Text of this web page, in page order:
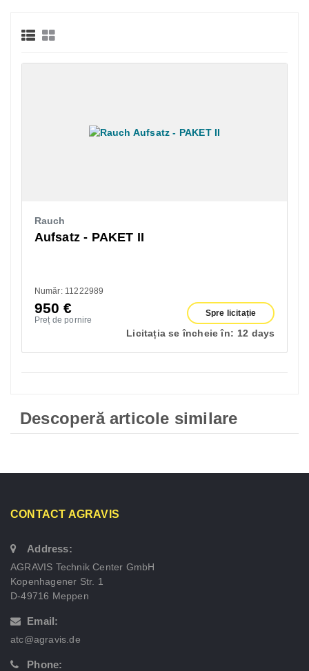
Rauch
Aufsatz - PAKET II
Număr: 11222989
950€
Preț de pornire
Spre licitație
Licitația se încheie în: 12 days
Descoperă articole similare
CONTACT AGRAVIS
Address:
AGRAVIS Technik Center GmbH
Kopenhagener Str. 1
D-49716 Meppen
Email:
atc@agravis.de
Phone: